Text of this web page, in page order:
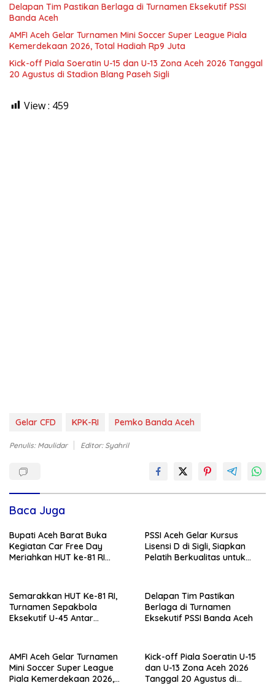
Delapan Tim Pastikan Berlaga di Turnamen Eksekutif PSSI
Banda Aceh
AMFI Aceh Gelar Turnamen Mini Soccer Super League Piala
Kemerdekaan 2026, Total Hadiah Rp9 Juta
Kick-off Piala Soeratin U-15 dan U-13 Zona Aceh 2026 Tanggal
20 Agustus di Stadion Blang Paseh Sigli
View : 459
Gelar CFD KPK-RI Pemko Banda Aceh
Penulis: Maulidar Editor: Syahril
Baca Juga
Bupati Aceh Barat Buka
Kegiatan Car Free Day
Meriahkan HUT ke-81 RI
PSSI Aceh Gelar Kursus
Lisensi D di Sigli, Siapkan
Pelatih Berkualitas untuk
Semarakkan HUT Ke-81 RI,
Turnamen Sepakbola
Eksekutif U-45 Antar
Delapan Tim Pastikan
Berlaga di Turnamen
Eksekutif PSSI Banda Aceh
AMFI Aceh Gelar Turnamen
Mini Soccer Super League
Piala Kemerdekaan 2026,
Kick-off Piala Soeratin U-15
dan U-13 Zona Aceh 2026
Tanggal 20 Agustus di